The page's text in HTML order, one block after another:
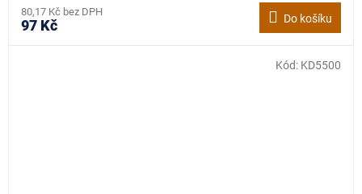
80,17 Kč bez DPH
97 Kč Do košíku
Kód: KD5500